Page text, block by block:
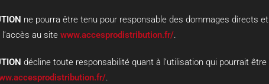
ne pourra être tenu pour responsable des dommages directs et
au site www.accesprodistribution.fr/.
décline toute responsabilité quant à l’utilisation qui pourrait être
.